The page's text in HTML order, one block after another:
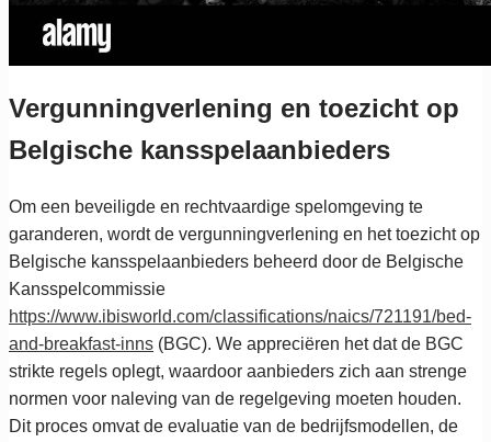
Vergunningverlening en toezicht op
Belgische kansspelaanbieders
Om een beveiligde en rechtvaardige spelomgeving te
garanderen, wordt de vergunningverlening en het toezicht op
Belgische kansspelaanbieders beheerd door de Belgische
Kansspelcommissie
https://www.ibisworld.com/classifications/naics/721191/bed-
and-breakfast-inns (BGC). We appreciëren het dat de BGC
strikte regels oplegt, waardoor aanbieders zich aan strenge
normen voor naleving van de regelgeving moeten houden.
Dit proces omvat de evaluatie van de bedrijfsmodellen, de